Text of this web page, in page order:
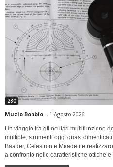
280
Muzio Bobbio - 1 Agosto 2026
Un viaggio tra gli oculari multifunzione
multiple, strumenti oggi quasi
Baader, Celestron e Meade ne
a confronto nelle caratteristiche ottiche